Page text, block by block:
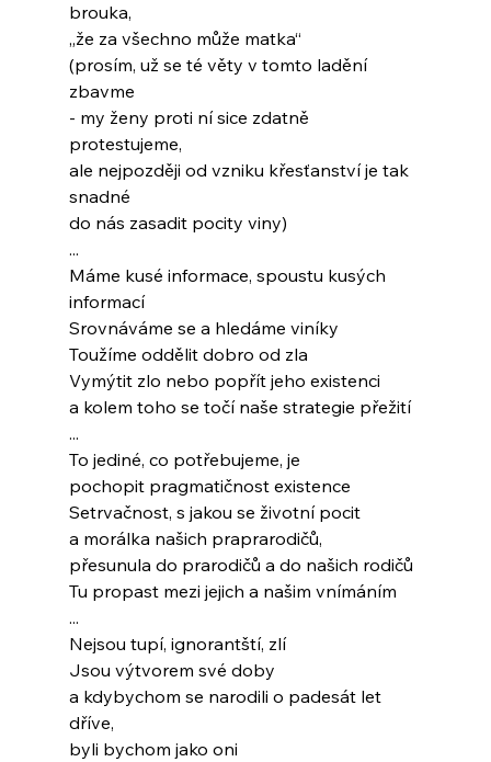
brouka,
„že za všechno může matka“
(prosím, už se té věty v tomto ladění
zbavme
- my ženy proti ní sice zdatně
protestujeme,
ale nejpozději od vzniku křesťanství je tak
snadné
do nás zasadit pocity viny)
...
Máme kusé informace, spoustu kusých
informací
Srovnáváme se a hledáme viníky
Toužíme oddělit dobro od zla
Vymýtit zlo nebo popřít jeho existenci
a kolem toho se točí naše strategie přežití
...
To jediné, co potřebujeme, je
pochopit pragmatičnost existence
Setrvačnost, s jakou se životní pocit
a morálka našich praprarodičů,
přesunula do prarodičů a do našich rodičů
Tu propast mezi jejich a našim vnímáním
...
Nejsou tupí, ignorantští, zlí
Jsou výtvorem své doby
a kdybychom se narodili o padesát let
dříve,
byli bychom jako oni